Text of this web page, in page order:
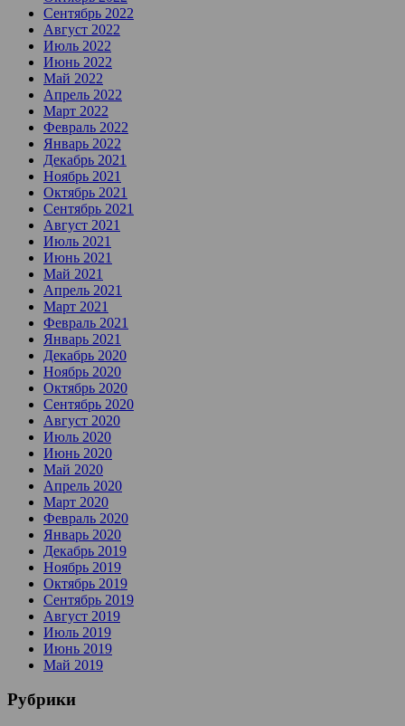
Сентябрь 2022
Август 2022
Июль 2022
Июнь 2022
Май 2022
Апрель 2022
Март 2022
Февраль 2022
Январь 2022
Декабрь 2021
Ноябрь 2021
Октябрь 2021
Сентябрь 2021
Август 2021
Июль 2021
Июнь 2021
Май 2021
Апрель 2021
Март 2021
Февраль 2021
Январь 2021
Декабрь 2020
Ноябрь 2020
Октябрь 2020
Сентябрь 2020
Август 2020
Июль 2020
Июнь 2020
Май 2020
Апрель 2020
Март 2020
Февраль 2020
Январь 2020
Декабрь 2019
Ноябрь 2019
Октябрь 2019
Сентябрь 2019
Август 2019
Июль 2019
Июнь 2019
Май 2019
Рубрики